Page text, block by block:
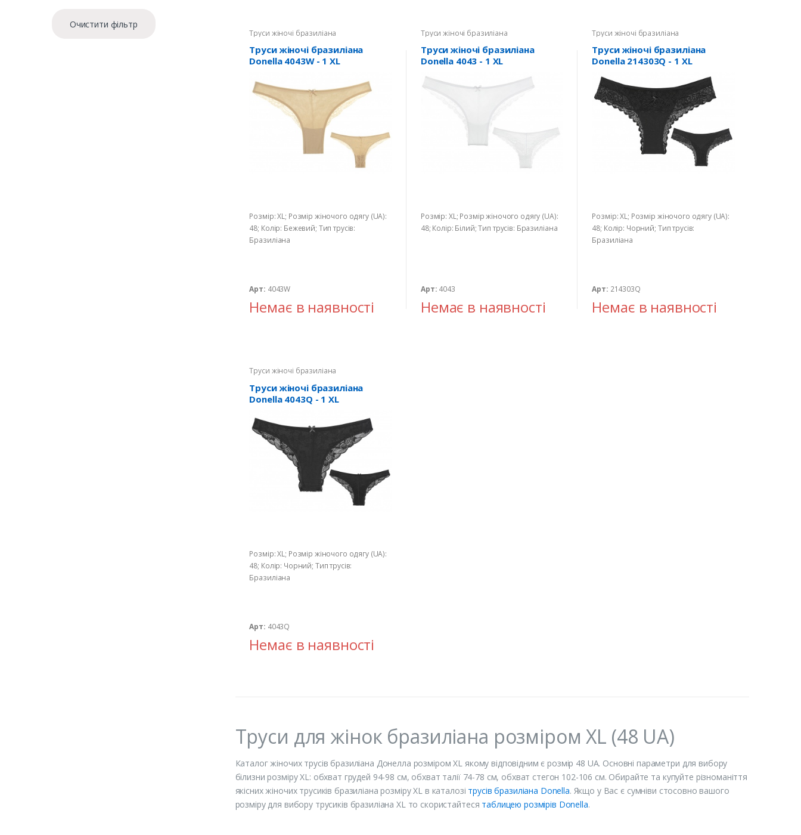
Труси жіночі бразиліана
Труси жіночі бразиліана
Donella 4043W - 1 XL
Розмір: XL; Розмір жіночого одягу (UA):
48; Колір: Бежевий; Тип трусів:
Бразиліана
Арт: 4043W
Немає в наявності
Труси жіночі бразиліана
Труси жіночі бразиліана
Donella 4043 - 1 XL
Розмір: XL; Розмір жіночого одягу (UA):
48; Колір: Білий; Тип трусів: Бразиліана
Арт: 4043
Немає в наявності
Труси жіночі бразиліана
Труси жіночі бразиліана
Donella 214303Q - 1 XL
Розмір: XL; Розмір жіночого одягу (UA):
48; Колір: Чорний; Тип трусів:
Бразиліана
Арт: 214303Q
Немає в наявності
Труси жіночі бразиліана
Труси жіночі бразиліана
Donella 4043Q - 1 XL
Розмір: XL; Розмір жіночого одягу (UA):
48; Колір: Чорний; Тип трусів:
Бразиліана
Арт: 4043Q
Немає в наявності
Труси для жінок бразиліана розміром XL (48 UA)
Каталог жіночих трусів бразиліана Донелла розміром XL якому відповідним є розмір 48 UA. Основні параметри для вибору
білизни розміру XL: обхват грудей 94-98 см, обхват талії 74-78 см, обхват стегон 102-106 см. Обирайте та купуйте різноманіття
якісних жіночих трусиків бразиліана розміру XL в каталозі трусів бразиліана Donella. Якщо у Вас є сумніви стосовно вашого
розміру для вибору трусиків бразиліана XL то скористайтеся таблицею розмірів Donella.
Очистити фільтр